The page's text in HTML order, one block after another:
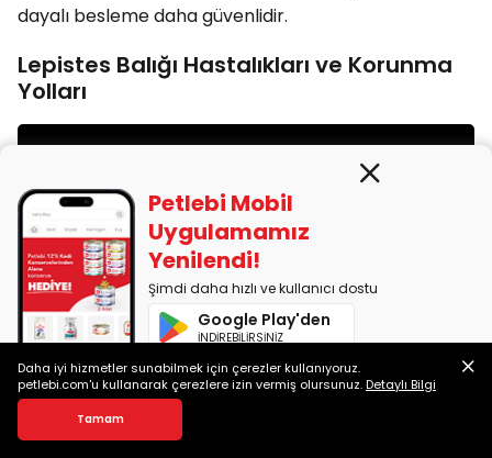
dayalı besleme daha güvenlidir.
Lepistes Balığı Hastalıkları ve Korunma
Yolları
Evde Bakılabilecek Akvaryum Balıkları: Türler, Bakım ve Uyumluluk Rehberi
Petlebi Mobil
Uygulamamız
Yenilendi!
Şimdi daha hızlı ve kullanıcı dostu
Google Play'den
İNDİREBİLİRSİNİZ
App Store'dan
Daha iyi hizmetler sunabilmek için çerezler kullanıyoruz.
petlebi.com'u kullanarak çerezlere izin vermiş olursunuz.Detaylı Bilgi
Tamam